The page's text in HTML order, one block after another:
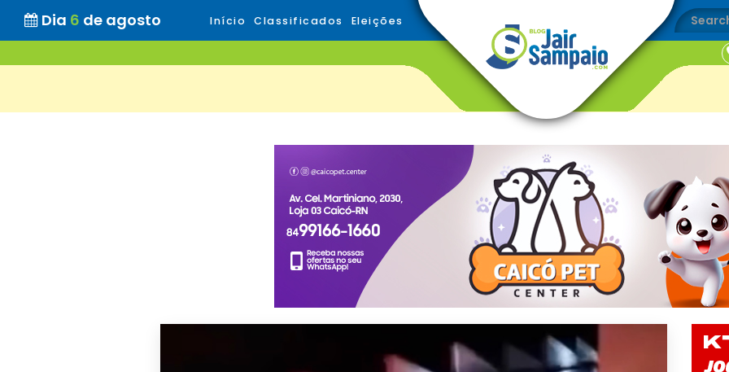
Dia 6 de agosto Início Classificados Eleições